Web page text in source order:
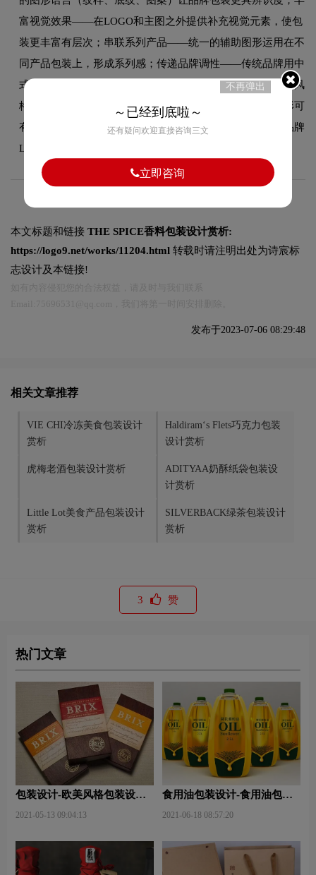
富视觉效果——在LOGO和主图之外提供补充视觉元素，使包
装更丰富有层次；串联系列产品——统一的辅助图形运用在不
同产品包装上，形成系列感；传递品牌调性——传统品牌用中
式纹样，年轻品牌用几何图形，科技品牌用数码线条，图形风
格直接影响品牌感知；填补空白区域——合理运用辅助图形可
有效解决版面空洞问题，提升整体设计感。辅助图形应从品牌
LOGO或核心视觉元素中演变而来。
本文标题和链接 THE SPICE香料包装设计赏析:
https://logo9.net/works/11204.html 转载时请注明出处为诗宸标
志设计及本链接!
发布于2023-07-06 08:29:48
相关文章推荐
VIE CHI冷冻美食包装设计
赏析
Haldiram‘s Flets巧克力包装
设计赏析
虎梅老酒包装设计赏析
ADITYAA奶酥纸袋包装设
计赏析
Little Lot美食产品包装设计
赏析
SILVERBACK绿茶包装设计
赏析
3 赞
热门文章
包装设计-欧美风格包装设
2021-05-13 09:04:13
食用油包装设计-食用油包装
2021-06-18 08:57:20
不再弹出
～已经到底啦～
还有疑问欢迎直接咨询三文
立即咨询